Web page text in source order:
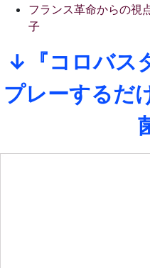
フランス革命からの視
子
↓『コロバス
プレーするだ